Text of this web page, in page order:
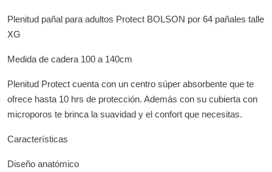
Plenitud pañal para adultos Protect BOLSON por 64 pañales talle
XG
Medida de cadera 100 a 140cm
Plenitud Protect cuenta con un centro súper absorbente que te
ofrece hasta 10 hrs de protección. Además con su cubierta con
microporos te brinca la suavidad y el confort que necesitas.
Características
Diseño anatómico